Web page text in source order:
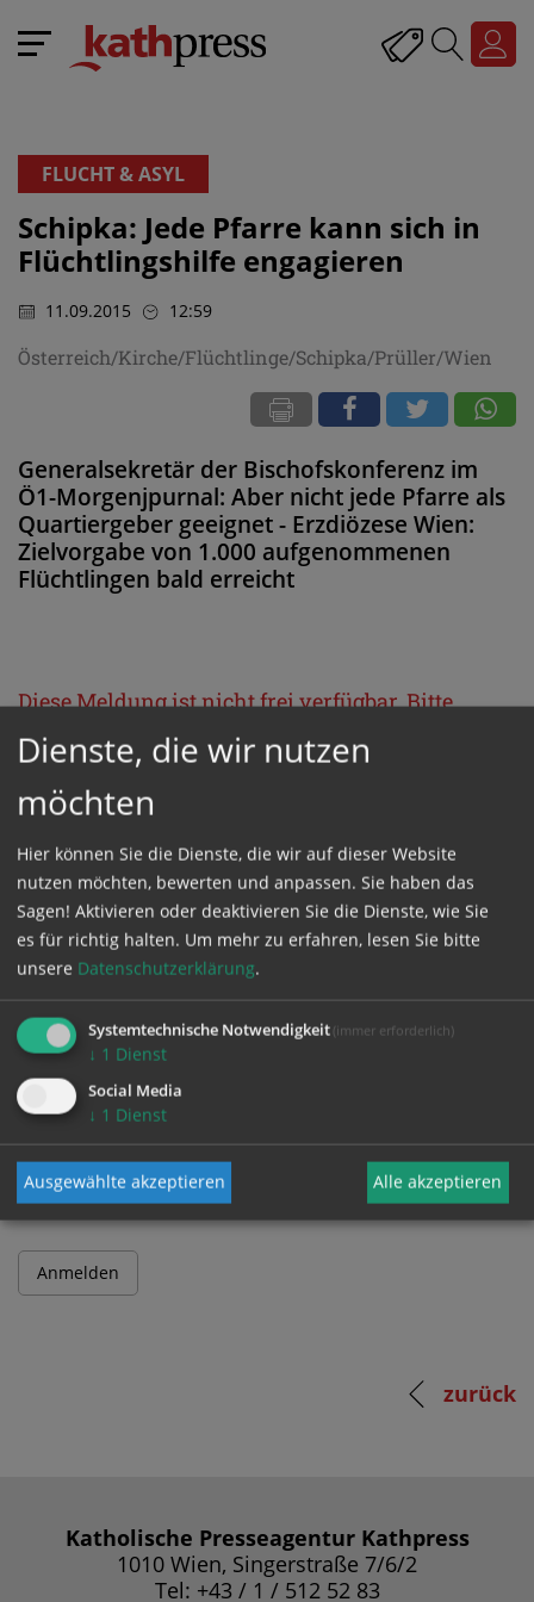
FLUCHT & ASYL
Schipka: Jede Pfarre kann sich in
Flüchtlingshilfe engagieren
11.09.2015 12:59
Österreich/Kirche/Flüchtlinge/Schipka/Prüller/Wien
Generalsekretär der Bischofskonferenz im
Ö1-Morgenjpurnal: Aber nicht jede Pfarre als
Quartiergeber geeignet - Erzdiözese Wien:
Zielvorgabe von 1.000 aufgenommenen
Flüchtlingen bald erreicht
Diese Meldung ist nicht frei verfügbar. Bitte
loggen Sie sich ein, oder bestellen Sie das
Produkt Kathpress_online .
GESCHÜTZTER BEREICH
Bitte melden Sie sich mit Ihrem Benutzernamen
und Passwort an.
Benutzername
Passwort
zurück
Katholische Presseagentur Kathpress
1010 Wien, Singerstraße 7/6/2
Tel: +43 / 1 / 512 52 83
Dienste, die wir nutzen
möchten
Hier können Sie die Dienste, die wir auf dieser Website
nutzen möchten, bewerten und anpassen. Sie haben das
Sagen! Aktivieren oder deaktivieren Sie die Dienste, wie Sie
es für richtig halten. Um mehr zu erfahren, lesen Sie bitte
unsere Datenschutzerklärung.
Systemtechnische Notwendigkeit (immer erforderlich)
↓ 1 Dienst
Social Media
↓ 1 Dienst
Ausgewählte akzeptieren Alle akzeptieren